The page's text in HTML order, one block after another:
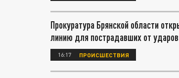
Прокуратура Брянской области
линию для пострадавших от
16:17 ПРОИСШЕСТВИЯ